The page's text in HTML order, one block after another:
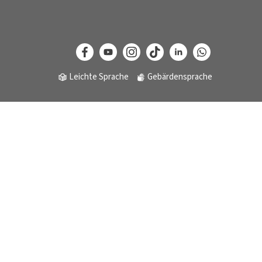
Leichte Sprache Gebärdensprache